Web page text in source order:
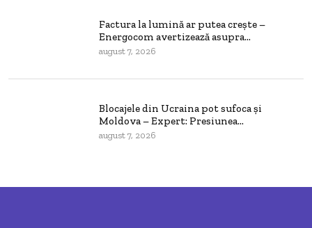
Factura la lumină ar putea crește –
Energocom avertizează asupra...
august 7, 2026
Blocajele din Ucraina pot sufoca și
Moldova – Expert: Presiunea...
august 7, 2026